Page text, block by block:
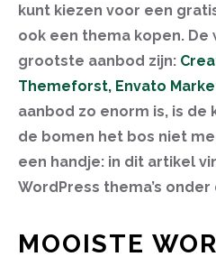
kunt kiezen voor een
ook een thema kopen. De
grootste aanbod zijn:
Themeforst, Envato
aanbod zo enorm is, is
de bomen het bos niet
een handje: in dit artikel
WordPress thema’s onder
MOOISTE